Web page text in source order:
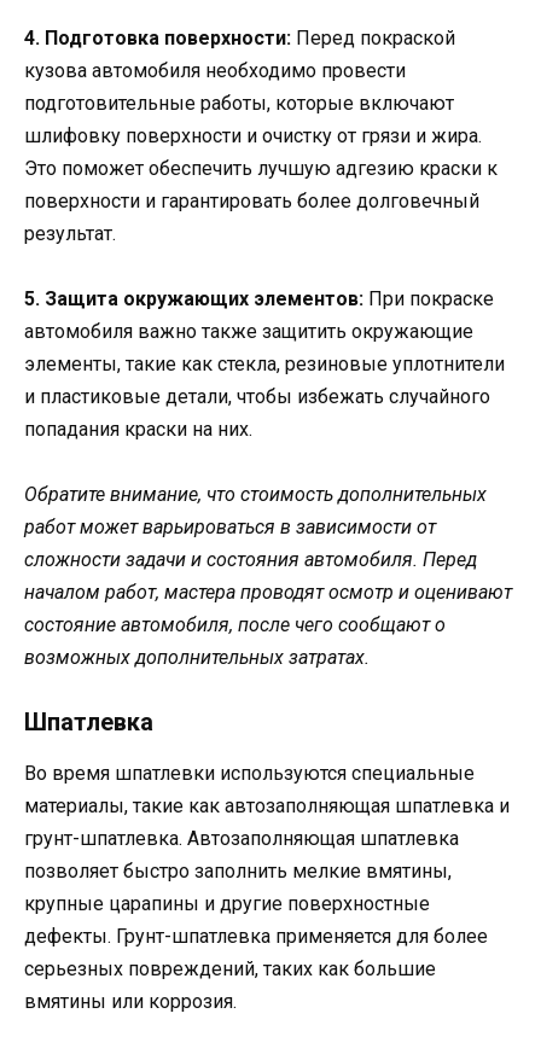
4. Подготовка поверхности: Перед покраской
кузова автомобиля необходимо провести
подготовительные работы, которые включают
шлифовку поверхности и очистку от грязи и жира.
Это поможет обеспечить лучшую адгезию краски к
поверхности и гарантировать более долговечный
результат.
5. Защита окружающих элементов: При покраске
автомобиля важно также защитить окружающие
элементы, такие как стекла, резиновые уплотнители
и пластиковые детали, чтобы избежать случайного
попадания краски на них.
Обратите внимание, что стоимость дополнительных
работ может варьироваться в зависимости от
сложности задачи и состояния автомобиля. Перед
началом работ, мастера проводят осмотр и оценивают
состояние автомобиля, после чего сообщают о
возможных дополнительных затратах.
Шпатлевка
Во время шпатлевки используются специальные
материалы, такие как автозаполняющая шпатлевка и
грунт-шпатлевка. Автозаполняющая шпатлевка
позволяет быстро заполнить мелкие вмятины,
крупные царапины и другие поверхностные
дефекты. Грунт-шпатлевка применяется для более
серьезных повреждений, таких как большие
вмятины или коррозия.